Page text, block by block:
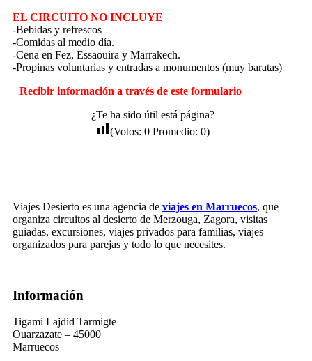
EL CIRCUITO NO INCLUYE
-Bebidas y refrescos
-Comidas al medio día.
-Cena en Fez, Essaouira y Marrakech.
-Propinas voluntarias y entradas a monumentos (muy baratas)
Recibir información a través de este formulario
¿Te ha sido útil está página?
(Votos: 0Promedio: 0)
Viajes Desierto es una agencia de viajes en Marruecos, que
organiza circuitos al desierto de Merzouga, Zagora, visitas
guiadas, excursiones, viajes privados para familias, viajes
organizados para parejas y todo lo que necesites.
Información
Tigami Lajdid Tarmigte
Ouarzazate – 45000
Marruecos